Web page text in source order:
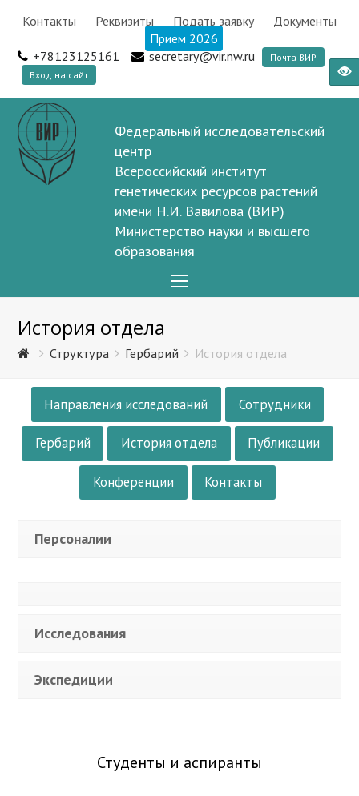
Контакты Реквизиты Подать заявку
Документы
Прием 2026
+78123125161
secretary@vir.nw.ru
Почта ВИР
Вход на сайт
Федеральный исследовательский
центр
Всероссийский институт
генетических ресурсов растений
имени Н.И. Вавилова (ВИР)
Министерство науки и высшего
образования
История отдела
Структура Гербарий История отдела
Направления исследований Сотрудники
Гербарий История отдела Публикации
Конференции Контакты
Персоналии
Исследования
Экспедиции
Студенты и аспиранты